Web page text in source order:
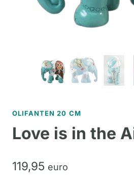
OLIFANTEN 20 CM
Love is in the
119,95 euro